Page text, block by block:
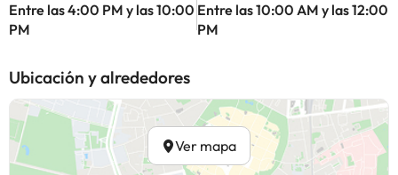
Entre las 4:00 PM y las 10:00
PM
Entre las 10:00 AM y las 12:00
PM
Ubicación y alrededores
Ver mapa